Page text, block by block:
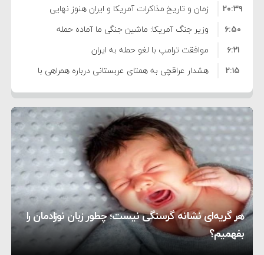
واهی و کذب محض است
زمان و تاریخ مذاکرات آمریکا و ایران هنوز نهایی
نشده است
۲۰:۳۹
وزیر جنگ آمریکا: ماشین جنگی ما آماده حمله
نظامی علیه ایران است
۶:۵۰
موافقت ترامپ با لغو حمله به ایران
۶:۲۱
هشدار عراقچی به همتای عربستانی درباره همراهی با
آمریکا
۲:۱۵
مقام ارشد امنیتی: برنامه گسترده‌ای برای پاسخ به
دیوانگی آمریکا داریم
۷:۱۰
ترامپ دستور حملات جدید علیه ایران را صادر کرد
۵:۴۵
سپاه: دو نفتکش متخلف مورد اصابت قرار گرفته و
متوقف شدند
۱۲:۵۹
ترامپ مدعی توافق تاریخی برای خلع سلاح کامل
حماس شد
۸:۵۷
اعتراض عراقچی به همتای بلغارستانی به دلیل کمک
به آمریکا در حملات به ایران
۱۶:۱۹
کشورهایی که به متجاوزان کمک می کنند پاسخ
سختی خواهند گرفت
۱۰:۱۵
سنتکام پایان تجاوز جدید به ایران را اعلام کرد
۶:۰۵
هر گریه‌ای نشانه گرسنگی نیست؛ چطور زبان نوزادمان را
بفهمیم؟
تغذیه پدر می‌تواند بر سلامت نوزاد تأثیر بگذارد
روی دیگر زندگی